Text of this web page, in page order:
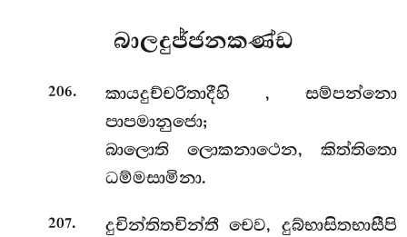
බාලදුජ්ජනකණ්ඩ
206. කායදුච්චරිතාදීහි , සම්පන්නො
පාපමානුජො;
බාලොති ලොකනාථෙන, කිත්තිතො
ධම්මසාමිනා.
207.
දුචින්තිතචින්තී චෙව, දුබ්භාසිතභාසීපි